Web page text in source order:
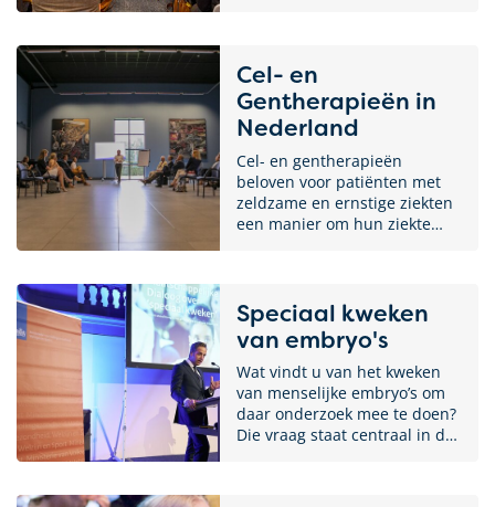
voorkomen is beter dan
genezen. Ondanks deze
gezamenlijke koers blijkt de
implementatie van een goed
geolied vaccinatiestelsel een
grote uitdaging. Wat is er
nodig om vaccinatie zo
optimaal mogelijk te
organiseren? Waar liggen de
innovatie? Deze vragen
stonden centraal tijdens het
Maatschappelijk Café
Vaccinatiebeleid.
Cel- en
Gentherapieën in
Nederland
Cel- en gentherapieën
beloven voor patiënten met
zeldzame en ernstige ziekten
een manier om hun ziekte
geweldige organisatie voor
klinisch onderzoek en speelt
wereldwijd een significante
rol in de ontwikkeling van
complexe cel- en
gentherapieën. Maar is
Nederland wel klaar voor de
Speciaal kweken
van embryo's
Wat vindt u van het kweken
van menselijke embryo’s om
daar onderzoek mee te doen?
Die vraag staat centraal in de